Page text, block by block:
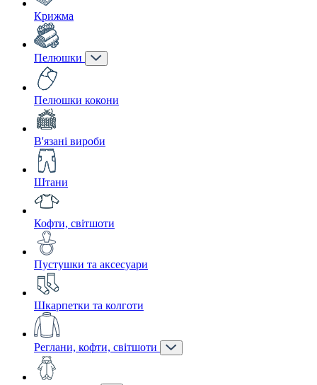
Крижма
Пелюшки
Пелюшки кокони
В'язані вироби
Штани
Кофти, світшоти
Пустушки та аксесуари
Шкарпетки та колготи
Реглани, кофти, світшоти